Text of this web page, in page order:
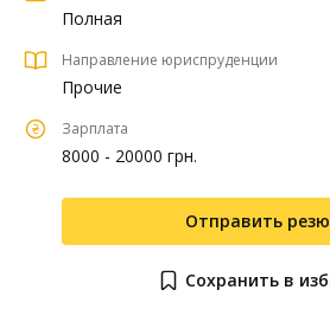
Полная
Направление юриспруденции
Прочие
Зарплата
8000 - 20000 грн.
Отправить
Сохранить в